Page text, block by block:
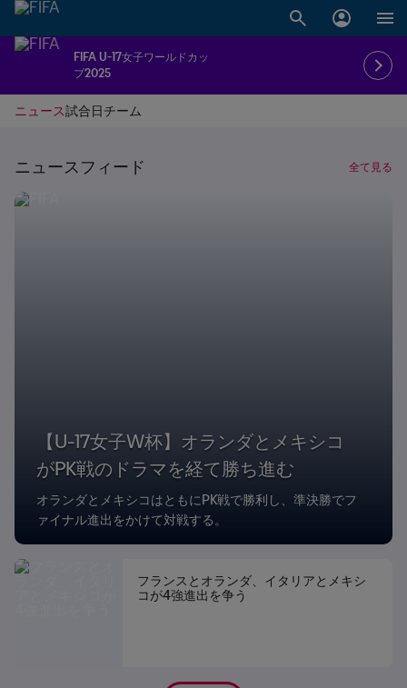
FIFA U-17女子ワールドカッ
プ2025
ニュース試合日チーム
ニュースフィード 全て見る
【U-17女子W杯】オランダとメキシコ
がPK戦のドラマを経て勝ち進む
オランダとメキシコはともにPK戦で勝利し、準決勝でフ
ァイナル進出をかけて対戦する。
フランスとオランダ、イタリアとメキシ
コが4強進出を争う